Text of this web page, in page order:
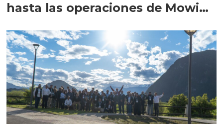
hasta las operaciones de Mowi